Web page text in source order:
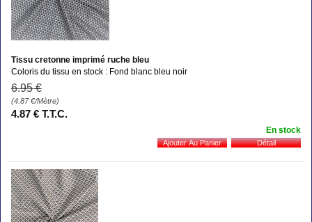
Tissu cretonne imprimé ruche bleu
Coloris du tissu en stock : Fond blanc bleu noir
6.95 €
(4.87€/Mètre)
4.87 € T.T.C.
En stock